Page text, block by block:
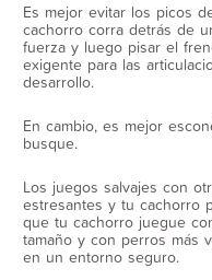
Es mejor evitar los picos
cachorro corra detrás de
fuerza y luego pisar el
exigente para las
desarrollo.
En cambio, es mejor
busque.
Los juegos salvajes con
estresantes y tu cachorro
que tu cachorro juegue
tamaño y con perros más
en un entorno seguro.